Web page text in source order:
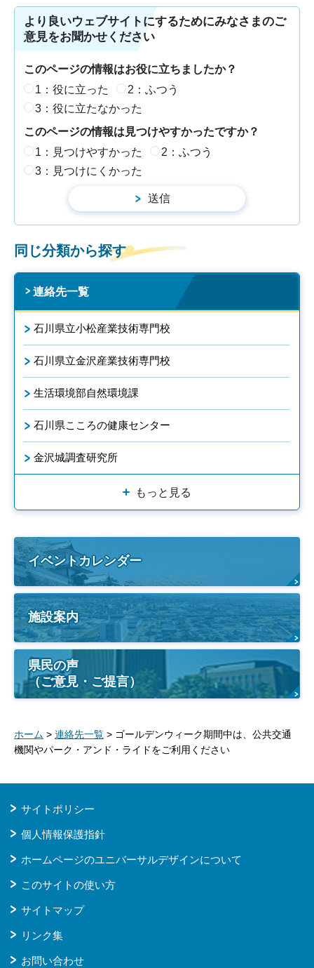
より良いウェブサイトにするためにみなさまのご
意見をお聞かせください
このページの情報はお役に立ちましたか？
1：役に立った
2：ふつう
3：役に立たなかった
このページの情報は見つけやすかったですか？
1：見つけやすかった
2：ふつう
3：見つけにくかった
同じ分類から探す
連絡先一覧
石川県立小松産業技術専門校
石川県立金沢産業技術専門校
生活環境部自然環境課
石川県こころの健康センター
金沢城調査研究所
もっと見る
イベントカレンダー
施設案内
県民の声
（ご意見・ご提言）
ホーム > 連絡先一覧 > ゴールデンウィーク期間中は、公共交通
機関やパーク・アンド・ライドをご利用ください
サイトポリシー
個人情報保護指針
ホームページのユニバーサルデザインについて
このサイトの使い方
サイトマップ
リンク集
お問い合わせ